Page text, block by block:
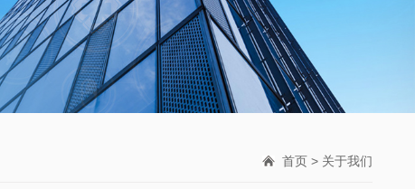
首页 > 关于我们